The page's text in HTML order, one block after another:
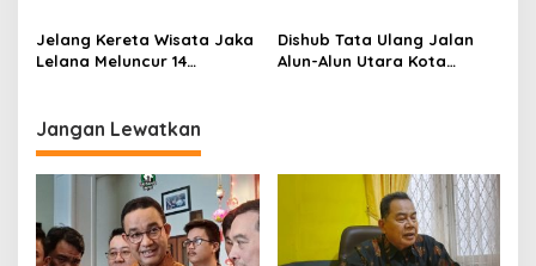
dibangun PT KAI dan 4
Dikerjakan Pemkot
Sukabumi Diresmikan,
Tingkatkan Keselamatan
Jelang Kereta Wisata Jaka
Lelana Meluncur 14
Kunjungan, Wilujeng
Sumping
Dishub Tata Ulang Jalan
Alun-Alun Utara Kota
Jangan Lewatkan